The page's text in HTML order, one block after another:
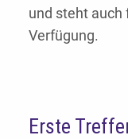
und steht auch
Verfügung.
Erste